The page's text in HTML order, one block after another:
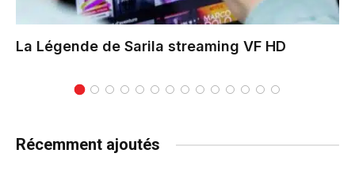
La Légende de Sarila streaming VF HD
Récemment ajoutés